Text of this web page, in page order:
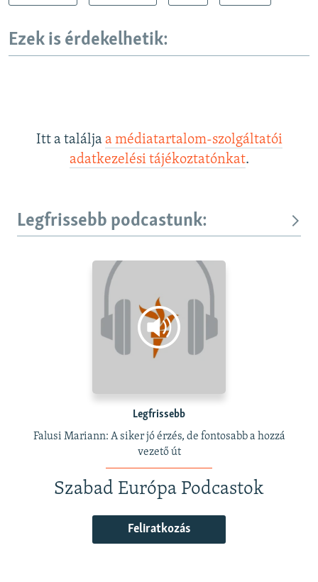
Ezek is érdekelhetik:
Itt a találja a médiatartalom-szolgáltatói
adatkezelési tájékoztatónkat.
Legfrissebb podcastunk:
Legfrissebb
Falusi Mariann: A siker jó érzés, de fontosabb a hozzá
vezető út
Szabad Európa Podcastok
Feliratkozás